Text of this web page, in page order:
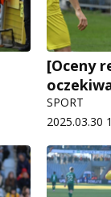
[Oceny
SPORT
2025.03.30